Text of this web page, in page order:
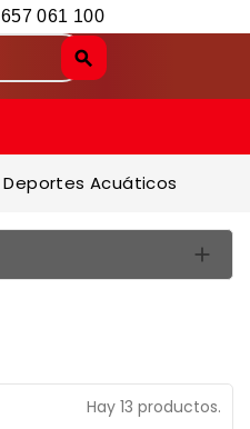
657 061 100
Deportes Acuáticos

Hay 13 productos.